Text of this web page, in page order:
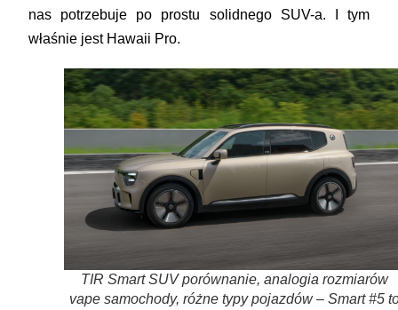
nas potrzebuje po prostu solidnego SUV-a. I tym
właśnie jest Hawaii Pro.
TIR Smart SUV porównanie, analogia rozmiarów
vape samochody, różne typy pojazdów – Smart #5